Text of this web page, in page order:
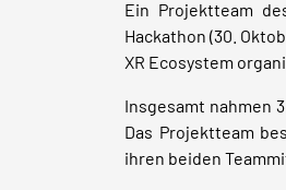
Ein Projektteam
Hackathon (30.
XR Ecosystem
Insgesamt nahmen
Das Projektteam
ihren beiden